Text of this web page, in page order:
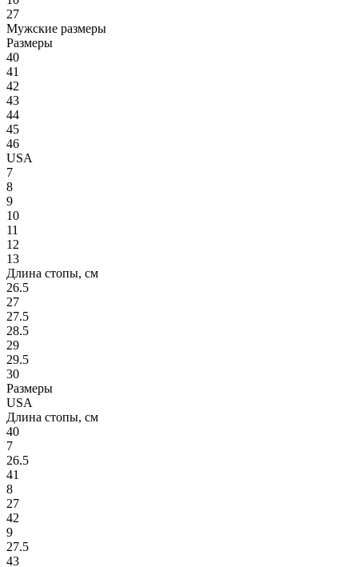
27
Мужские размеры
Размеры
40
41
42
43
44
45
46
USA
7
8
9
10
11
12
13
Длина стопы, см
26.5
27
27.5
28.5
29
29.5
30
Размеры
USA
Длина стопы, см
40
7
26.5
41
8
27
42
9
27.5
43